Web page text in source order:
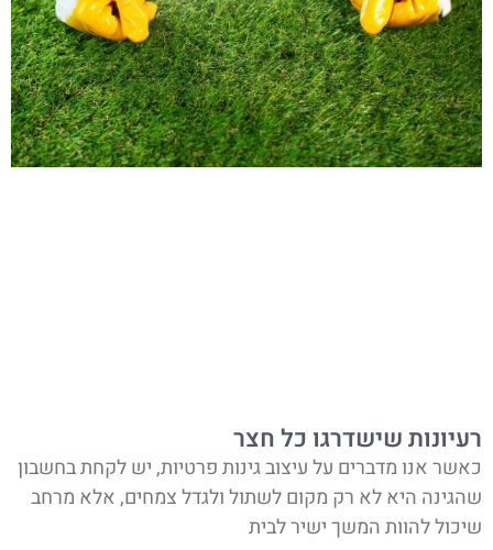
רעיונות שישדרגו כל חצר
כאשר אנו מדברים על עיצוב גינות פרטיות, יש לקחת בחשבון
שהגינה היא לא רק מקום לשתול ולגדל צמחים, אלא מרחב
שיכול להוות המשך ישיר לבית